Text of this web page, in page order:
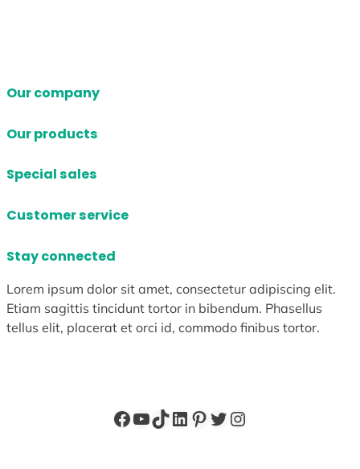
Our company
Our products
Special sales
Customer service
Stay connected
Lorem ipsum dolor sit amet, consectetur adipiscing elit.
Etiam sagittis tincidunt tortor in bibendum. Phasellus
tellus elit, placerat et orci id, commodo finibus tortor.
Facebook
YouTube
TikTok
LinkedIn
Pinterest
X Instagram